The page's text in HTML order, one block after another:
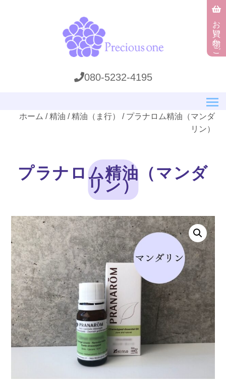
080-5232-4195
お買い物かご
ホーム /精油 /精油（ま行）
/ プラナロム精油（マンダ
リン）
プラナロム精油（マンダ
リン）